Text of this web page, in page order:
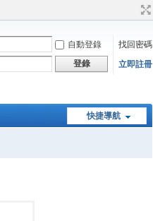
自動登錄
找回密碼
登錄 立即註冊
快捷導航